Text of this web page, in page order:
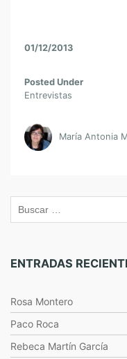
01/12/2013
Posted Under
Entrevistas
María Antonia
ENTRADAS
Rosa Montero
Paco Roca
Rebeca Martín García